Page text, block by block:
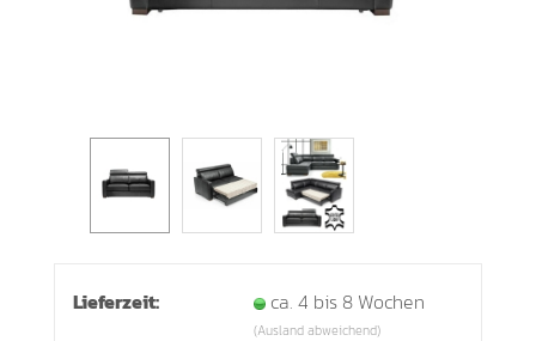
Lieferzeit: ca. 4 bis 8 Wochen
(Ausland abweichend)